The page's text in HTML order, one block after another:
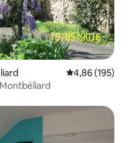
Calificación
4,86 (195)
región de Montbéliard